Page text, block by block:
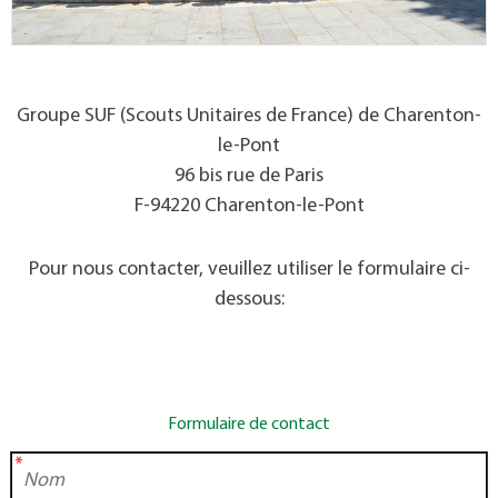
Groupe SUF (Scouts Unitaires de France) de Charenton-
le-Pont
96 bis rue de Paris
F-94220 Charenton-le-Pont
Pour nous contacter, veuillez utiliser le formulaire ci-
dessous:
Formulaire de contact